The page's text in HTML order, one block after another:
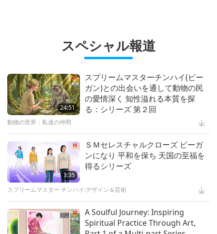
Sustainably, Part 2 of 3
プラネットアース：愛のわが家
15:11
Waste to Energy – Turning Trash
to Treasure
黄金時代の技術
13:42
素晴らしい動物の民：実生活のヒー
ロー
驚くべき動物の民
Celestial Art Exhibitions - Sharing
スペシャル報道
24:51
スプリームマスターチンハイ(ビー
ガン)との出会いを通して動物の民
の愛情深く 知性溢れる本質を探
る：シリーズ 第２回
動物の世界：私達の仲間
3:35
ＳＭセレスチャルクローズ ビーガ
ンになり 平和を保ち 天国の至福を
得るシリーズ
スプリームマスター チンハイ:デザイン＆芸術
A Soulful Journey: Inspiring
Spiritual Practice Through Art,